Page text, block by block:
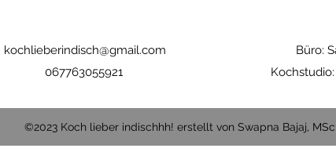
kochlieberindisch@gmail.com
067763055921
Büro:
©2023 Koch lieber indischhh! erstellt von Swapna Bajaj, MSc